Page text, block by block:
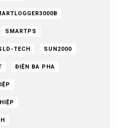
SMARTPS
TECH SUN2000
ĐIỆN BA PHA